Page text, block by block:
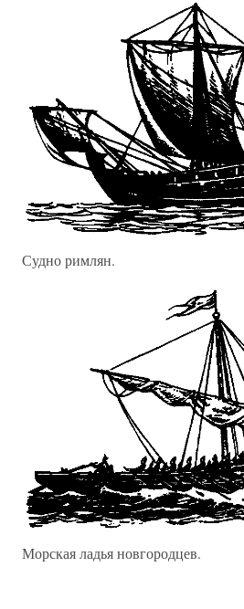
Судно римлян.
Морская ладья новгородцев.